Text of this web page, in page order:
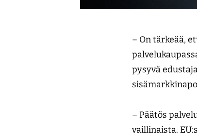
– On tärkeää,
pysyvä
– Päätös
vaillinaista.